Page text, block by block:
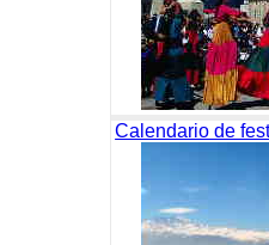
Calendario de